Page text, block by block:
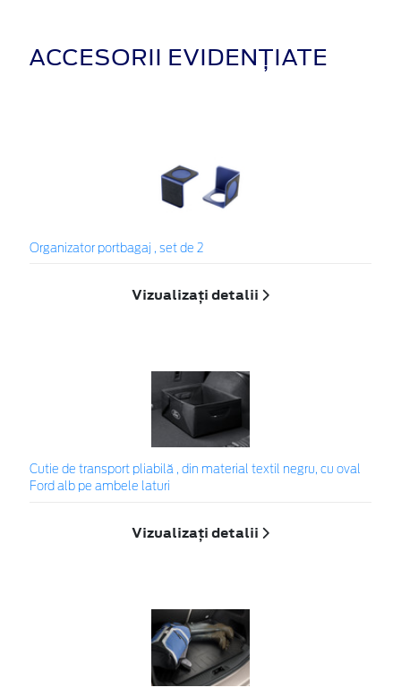
ACCESORII EVIDENȚIATE
Organizator portbagaj , set de 2
Vizualizați detalii
Cutie de transport pliabilă , din material textil negru, cu oval
Ford alb pe ambele laturi
Vizualizați detalii